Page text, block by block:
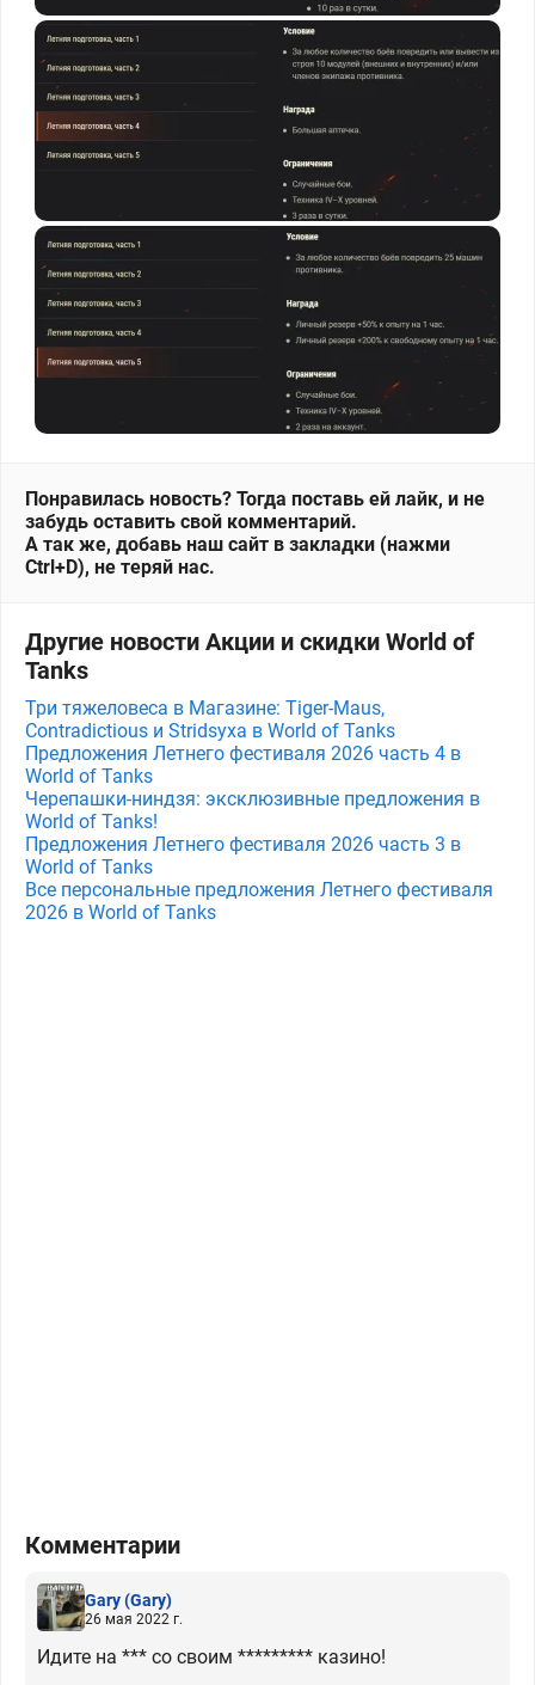
Понравилась новость? Тогда поставь ей лайк, и не
забудь оставить свой комментарий.
А так же, добавь наш сайт в закладки (нажми
Ctrl+D), не теряй нас.
Другие новости Акции и скидки World of
Tanks
Три тяжеловеса в Магазине: Tiger-Maus,
Contradictious и Stridsyxa в World of Tanks
Предложения Летнего фестиваля 2026 часть 4 в
World of Tanks
Черепашки-ниндзя: эксклюзивные предложения в
World of Tanks!
Предложения Летнего фестиваля 2026 часть 3 в
World of Tanks
Все персональные предложения Летнего фестиваля
2026 в World of Tanks
Комментарии
Gary(Gary)
26 мая 2022 г.
Идите на *** со своим ********* казино!